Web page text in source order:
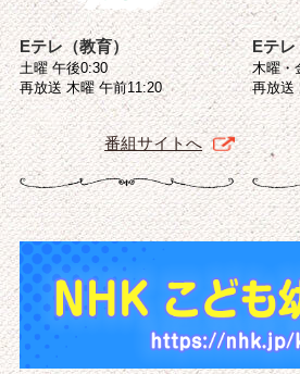
Eテレ（教育）
土曜 午後0:30
再放送 木曜 午前11:20
番組サイトへ
Eテレ
木曜・
再放送